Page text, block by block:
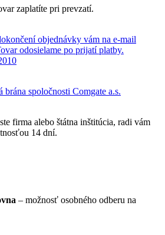
zaplatíte pri prevzatí.
objednávky vám na e-mail
odosielame po prijatí platby.
brána spoločnosti Comgate a.s.
firma alebo štátna inštitúcia, radi vám
14 dní.
– možnosť osobného odberu na